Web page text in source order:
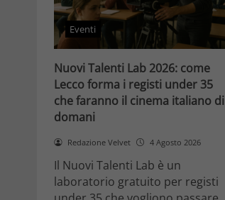
Eventi
Nuovi Talenti Lab 2026: come
Lecco forma i registi under 35
che faranno il cinema italiano di
domani
Redazione Velvet 4 Agosto 2026
Il Nuovi Talenti Lab è un
laboratorio gratuito per registi